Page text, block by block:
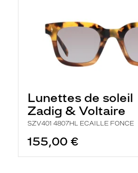
Lunettes de soleil
Zadig & Voltaire
SZV401 4807HL ECAILLE FONCE
155,00 €